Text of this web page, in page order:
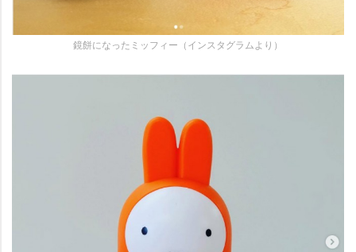
鏡餅になったミッフィー（インスタグラムより）